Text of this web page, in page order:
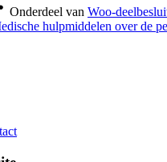
Onderdeel van Woo-
hulpmiddelen over de